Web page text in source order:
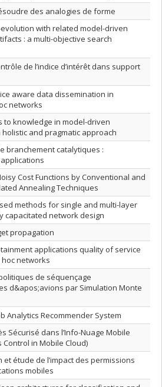
des analogies de forme
with related model-driven
: a multi-objective search
de l’indice d’intérêt dans support
aware data dissemination in
networks
to knowledge in model-driven
and pragmatic approach
branchement catalytiques :
Cost Functions by Conventional and
Annealing Techniques
methods for single and multi-layer
capacitated network design
propagation
applications quality of service
networks
de séquençage
d&apos;avions par Simulation Monte
Analytics Recommender System
Sécurisé dans l’Info-Nuage Mobile
Control in Mobile Cloud)
et étude de l’impact des permissions
mobiles